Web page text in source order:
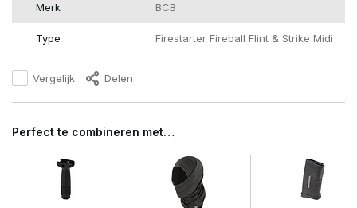
Merk BCB
Type Firestarter Fireball Flint & Strike Midi
Vergelijk Delen
Perfect te combineren met…